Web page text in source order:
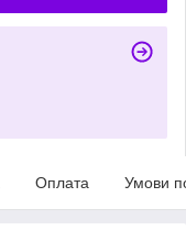
Оплата Умови